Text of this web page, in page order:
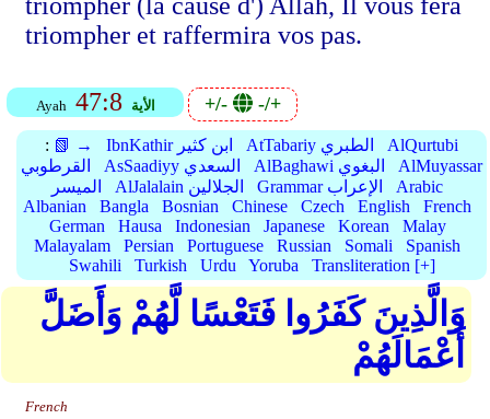
triompher et raffermira vos pas.
Ayah 47:8 الأية +/- -/+
: 📗 → IbnKathir ابن كثير AtTabariy الطبري
AlQurtubi
القرطوبي
AsSaadiyy السعدي AlBaghawi البغوي
AlMuyassar
الميسر
AlJalalain الجلالين Grammar الإعراب
Arabic
Albanian
Bangla Bosnian Chinese Czech English
French
German
Hausa Indonesian Japanese Korean
Malay
Malayalam
Persian Portuguese Russian Somali
Spanish
Swahili
Turkish Urdu Yoruba Transliteration [+]
وَالَّذِينَ كَفَرُوا فَتَعْسًا لَّهُمْ وَأَضَلَّ
أَعْمَالَهُمْ
French